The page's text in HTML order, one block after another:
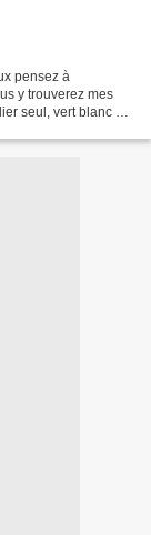
pensez à
y trouverez mes
seul, vert blanc et